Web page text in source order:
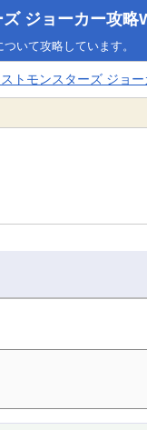
ズ ジョーカー攻略
いて攻略しています。
ストモンスターズ ジョ